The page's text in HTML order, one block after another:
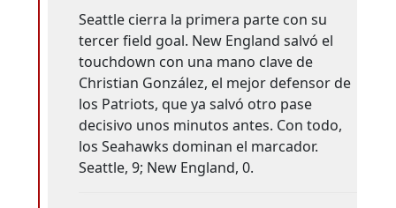
Seattle cierra la primera parte con su
tercer field goal. New England salvó el
touchdown con una mano clave de
Christian González, el mejor defensor de
los Patriots, que ya salvó otro pase
decisivo unos minutos antes. Con todo,
los Seahawks dominan el marcador.
Seattle, 9; New England, 0.